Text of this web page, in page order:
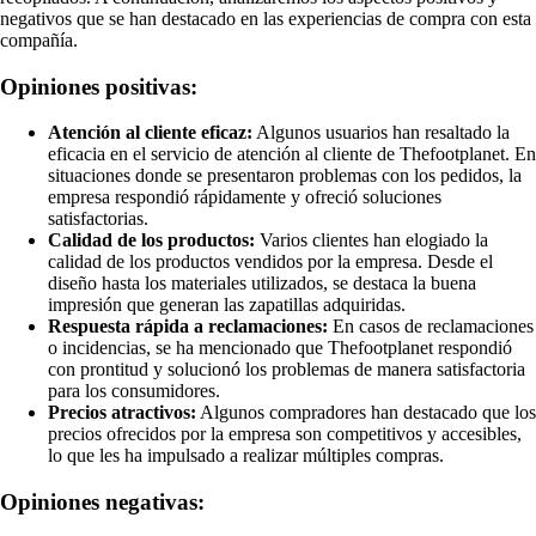
negativos que se han destacado en las experiencias de compra con esta
compañía.
Opiniones positivas:
Atención al cliente eficaz: Algunos usuarios han resaltado la
eficacia en el servicio de atención al cliente de Thefootplanet. En
situaciones donde se presentaron problemas con los pedidos, la
empresa respondió rápidamente y ofreció soluciones
satisfactorias.
Calidad de los productos: Varios clientes han elogiado la
calidad de los productos vendidos por la empresa. Desde el
diseño hasta los materiales utilizados, se destaca la buena
impresión que generan las zapatillas adquiridas.
Respuesta rápida a reclamaciones: En casos de reclamaciones
o incidencias, se ha mencionado que Thefootplanet respondió
con prontitud y solucionó los problemas de manera satisfactoria
para los consumidores.
Precios atractivos: Algunos compradores han destacado que los
precios ofrecidos por la empresa son competitivos y accesibles,
lo que les ha impulsado a realizar múltiples compras.
Opiniones negativas: